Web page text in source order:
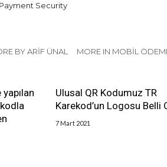
Security
BY ARIF ÜNAL MORE IN MOBIL
yapılan
Ulusal QR Kodumuz TR
Karekod’un Logosu Belli
7 Mart 2021